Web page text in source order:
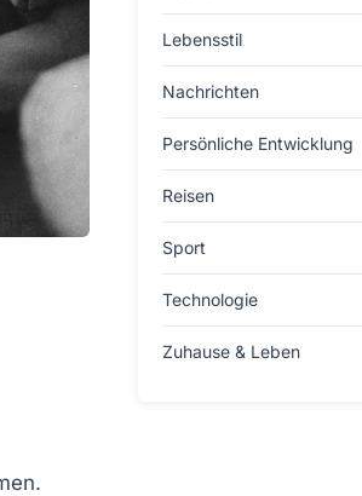
Lebensstil
Nachrichten
Persönliche Entwicklung
Reisen
Sport
Technologie
Zuhause & Leben